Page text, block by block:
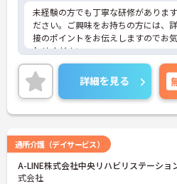
未経験の方でも丁寧な研修がありま
ださい。ご興味をお持ちの方には、
接のポイントをお伝えしますのでお
わせください。
詳細を見る
通所介護（デイサービス）
A-LINE株式会社中央リハビリステーショ
式会社